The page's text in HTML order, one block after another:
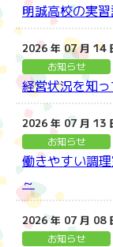
明誠高校の実
2026 年 07 月 14
お知らせ
経営状況を知っ
2026 年 07 月 13
お知らせ
働きやすい調
～
2026 年 07 月 08
お知らせ